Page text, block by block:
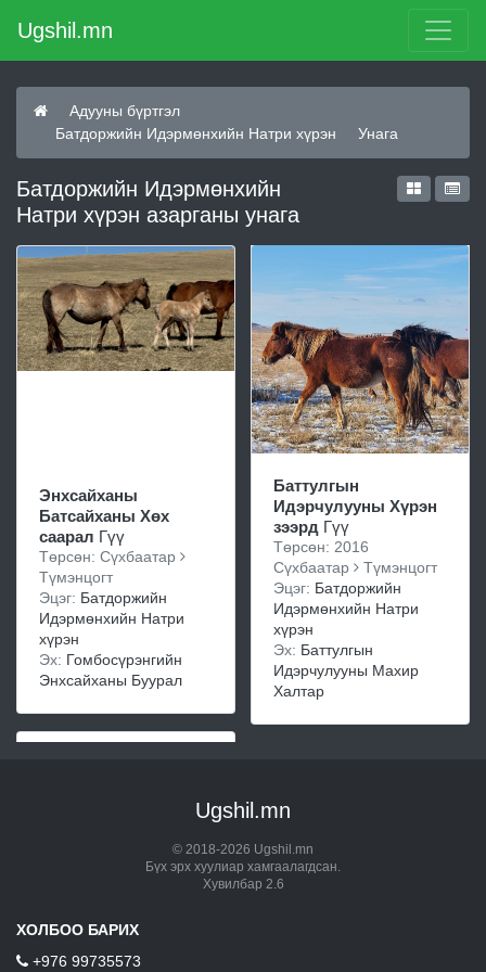
Ugshil.mn
Адууны бүртгэл
Батдоржийн Идэрмөнхийн Натри хүрэн
Унага
Батдоржийн Идэрмөнхийн
Натри хүрэн азарганы унага
Энхсайханы
Батсайханы Хөх
саарал Гүү
Төрсөн: Сүхбаатар
Түмэнцогт
Эцэг: Батдоржийн
Идэрмөнхийн Натри
хүрэн
Эх: Гомбосүрэнгийн
Энхсайханы Буурал
Баттулгын
Идэрчулууны Хүрэн
зээрд Гүү
Төрсөн: 2016
Сүхбаатар
Түмэнцогт
Эцэг: Батдоржийн
Идэрмөнхийн Натри
хүрэн
Эх: Баттулгын
Идэрчулууны Махир
Халтар
Ugshil.mn
© 2018-2026 Ugshil.mn
Бүх эрх хуулиар хамгаалагдсан.
Хувилбар 2.6
ХОЛБОО БАРИХ
+976 99735573